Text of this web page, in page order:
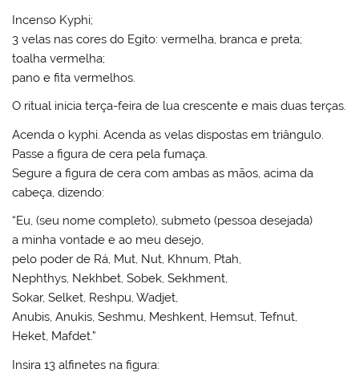
Incenso Kyphi;
3 velas nas cores do Egito: vermelha, branca e preta;
toalha vermelha;
pano e fita vermelhos.
O ritual inicia terça-feira de lua crescente e mais duas terças.
Acenda o kyphi. Acenda as velas dispostas em triângulo.
Passe a figura de cera pela fumaça.
Segure a figura de cera com ambas as mãos, acima da
cabeça, dizendo:
“Eu, (seu nome completo), submeto (pessoa desejada)
a minha vontade e ao meu desejo,
pelo poder de Rá, Mut, Nut, Khnum, Ptah,
Nephthys, Nekhbet, Sobek, Sekhment,
Sokar, Selket, Reshpu, Wadjet,
Anubis, Anukis, Seshmu, Meshkent, Hemsut, Tefnut,
Heket, Mafdet.”
Insira 13 alfinetes na figura: